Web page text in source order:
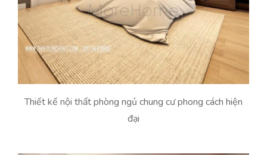
Thiết kế nội thất phòng ngủ chung cư phong cách hiện
đại